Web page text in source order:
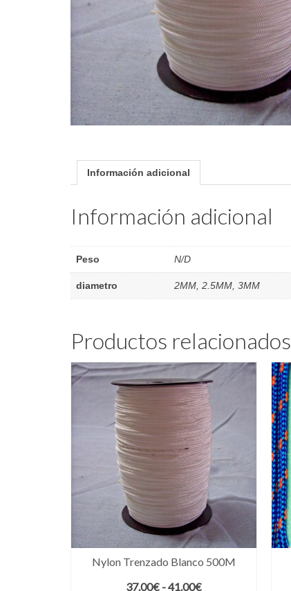
Información adicional
Información adicional
Peso N/D
diametro 2MM, 2.5MM, 3MM
Productos relacionados
Nylon Trenzado Blanco 500M
37.00€ -41.00€Rango